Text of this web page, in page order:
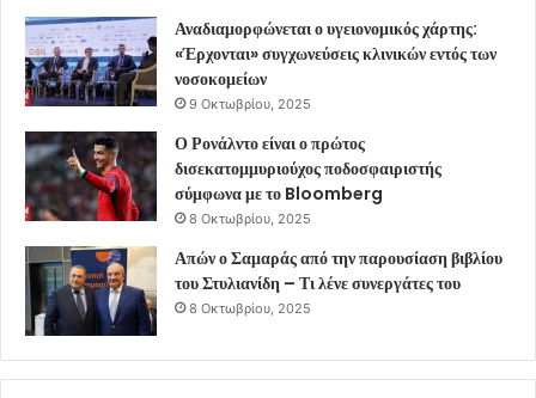
Αναδιαμορφώνεται ο υγειονομικός χάρτης:
«Έρχονται» συγχωνεύσεις κλινικών εντός των
νοσοκομείων
9 Οκτωβρίου, 2025
Ο Ρονάλντο είναι ο πρώτος
δισεκατομμυριούχος ποδοσφαιριστής
σύμφωνα με το Bloomberg
8 Οκτωβρίου, 2025
Απών ο Σαμαράς από την παρουσίαση βιβλίου
του Στυλιανίδη – Τι λένε συνεργάτες του
8 Οκτωβρίου, 2025